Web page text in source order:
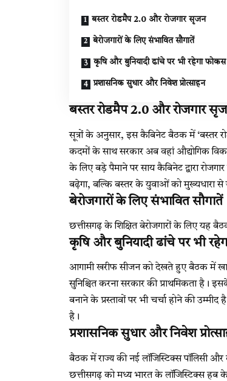
बस्तर रोडमैप 2.0 और रोजगार सृजन
बेरोजगारों के लिए संभावित सौगातें
कृषि और बुनियादी ढांचे पर भी रहेगा फोकस
प्रशासनिक सुधार और निवेश प्रोत्साहन
बस्तर रोडमैप 2.0 और रोजगार
सूत्रों के अनुसार, इस कैबिनेट बैठक में ‘बस्तर
कदमों के साथ सरकार अब वहां औद्योगिक
के लिए बड़े पैमाने पर साय कैबिनेट द्वारा
बढ़ेगा, बल्कि बस्तर के युवाओं को मुख्यधारा से
बेरोजगारों के लिए संभावित सौगातें
छत्तीसगढ़ के शिक्षित बेरोजगारों के लिए यह
कृषि और बुनियादी ढांचे पर भी
आगामी खरीफ सीजन को देखते हुए बैठक में खाद
सुनिश्चित करना सरकार की प्राथमिकता है।
बनाने के प्रस्तावों पर भी चर्चा होने की
है।
प्रशासनिक सुधार और निवेश
बैठक में राज्य की नई लॉजिस्टिक्स पॉलिसी और
छत्तीसगढ़ को मध्य भारत के लॉजिस्टिक्स हब